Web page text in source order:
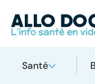
Santé